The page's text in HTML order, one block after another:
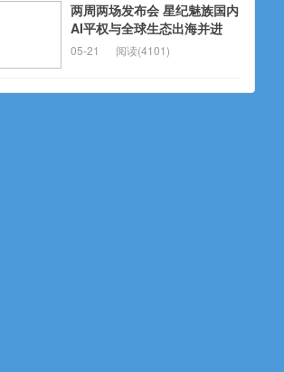
两周两场发布会 星纪魅族国内
AI平权与全球生态出海并进
05-21 阅读(4101)